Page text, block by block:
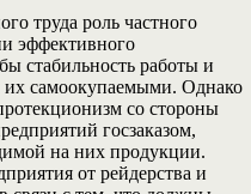
труда роль частного
эффективного
стабильность работы и
их самоокупаемыми. Однако
со стороны
госзаказом,
на них продукции.
от рейдерства и